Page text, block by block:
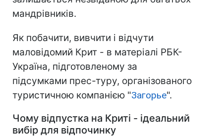
мандрівників.
Як побачити, вивчити і відчути
маловідомий Крит - в матеріалі РБК-
Україна, підготовленому за
підсумками прес-туру, організованого
туристичною компанією "Загорье".
Чому відпустка на Криті - ідеальний
вибір для відпочинку